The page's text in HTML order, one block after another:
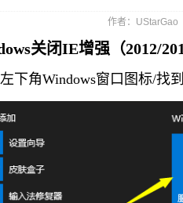
作者：UStarGao
关闭IE增强（2012/
左下角Windows窗口图标/找